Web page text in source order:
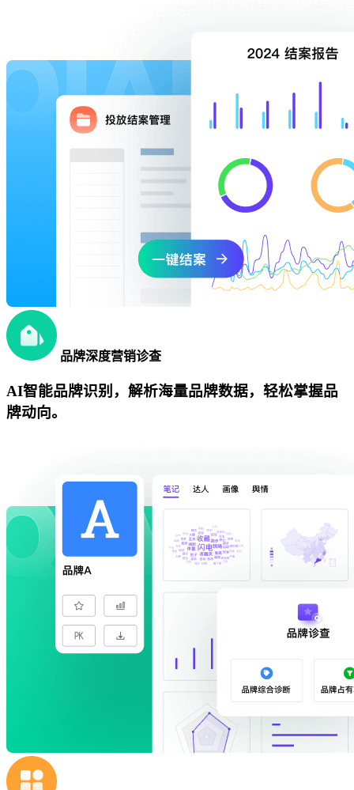
品牌深度营销诊查
AI智能品牌识别，解析海量品牌数据，轻松掌握品
牌动向。